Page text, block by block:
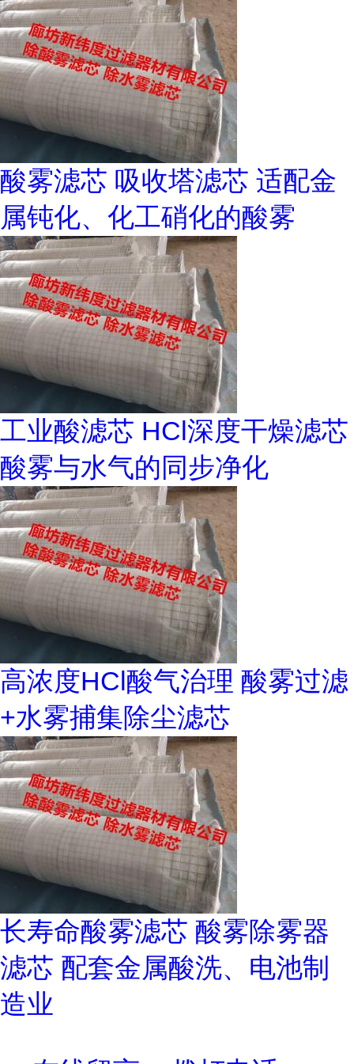
酸雾滤芯 吸收塔滤芯 适配金
属钝化、化工硝化的酸雾
工业酸滤芯 HCl深度干燥滤芯
酸雾与水气的同步净化
高浓度HCl酸气治理 酸雾过滤
+水雾捕集除尘滤芯
长寿命酸雾滤芯 酸雾除雾器
滤芯 配套金属酸洗、电池制
造业